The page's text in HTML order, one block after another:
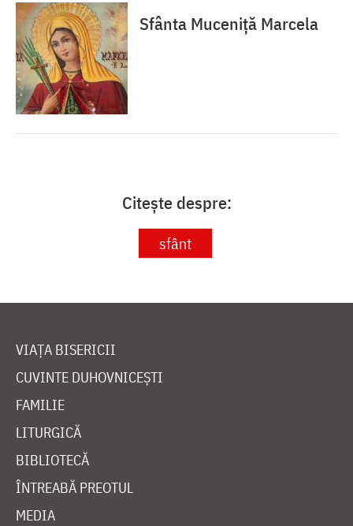
Sfânta Muceniță Marcela
Citește despre:
sfânt
VIAȚA BISERICII
CUVINTE DUHOVNICEȘTI
FAMILIE
LITURGICĂ
BIBLIOTECĂ
ÎNTREABĂ PREOTUL
MEDIA